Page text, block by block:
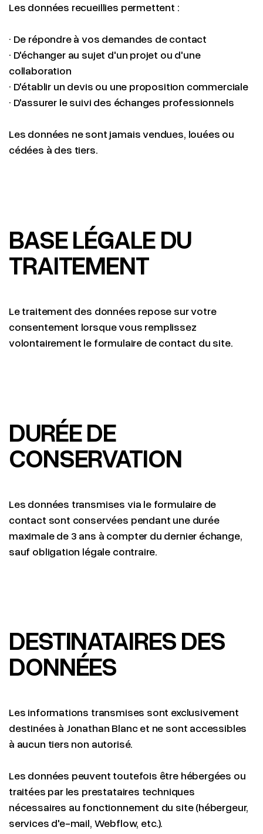
Les données recueillies permettent :
· De répondre à vos demandes de contact
· D'échanger au sujet d'un projet ou d'une
collaboration
· D'établir un devis ou une proposition commerciale
· D'assurer le suivi des échanges professionnels
Les données ne sont jamais vendues, louées ou
cédées à des tiers.
BASE LÉGALE DU
TRAITEMENT
Le traitement des données repose sur votre
consentement lorsque vous remplissez
volontairement le formulaire de contact du site.
DURÉE DE
CONSERVATION
Les données transmises via le formulaire de
contact sont conservées pendant une durée
maximale de 3 ans à compter du dernier échange,
sauf obligation légale contraire.
DESTINATAIRES DES
DONNÉES
Les informations transmises sont exclusivement
destinées à Jonathan Blanc et ne sont accessibles
à aucun tiers non autorisé.
Les données peuvent toutefois être hébergées ou
traitées par les prestataires techniques
nécessaires au fonctionnement du site (hébergeur,
services d'e-mail, Webflow, etc.).